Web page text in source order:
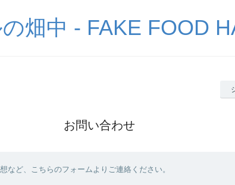
畑中 - FAKE FOOD
お問い合わせ
など、こちらのフォームよりご連絡ください。